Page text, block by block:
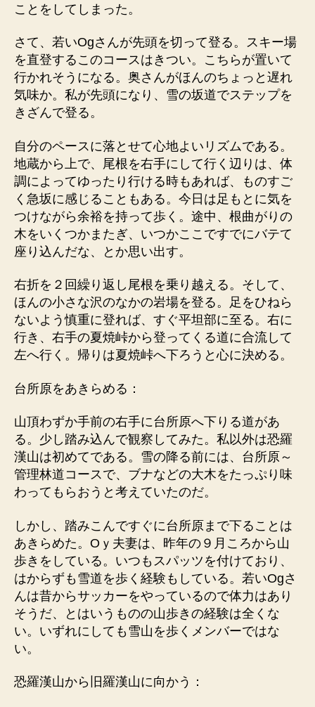
ことをしてしまった。
さて、若いOgさんが先頭を切って登る。スキー場
を直登するこのコースはきつい。こちらが置いて
行かれそうになる。奥さんがほんのちょっと遅れ
気味か。私が先頭になり、雪の坂道でステップを
きざんで登る。
自分のペースに落とせて心地よいリズムである。
地蔵から上で、尾根を右手にして行く辺りは、体
調によってゆったり行ける時もあれば、ものすご
く急坂に感じることもある。今日は足もとに気を
つけながら余裕を持って歩く。途中、根曲がりの
木をいくつかまたぎ、いつかここですでにバテて
座り込んだな、とか思い出す。
右折を２回繰り返し尾根を乗り越える。そして、
ほんの小さな沢のなかの岩場を登る。足をひねら
ないよう慎重に登れば、すぐ平坦部に至る。右に
行き、右手の夏焼峠から登ってくる道に合流して
左へ行く。帰りは夏焼峠へ下ろうと心に決める。
台所原をあきらめる：
山頂わずか手前の右手に台所原へ下りる道があ
る。少し踏み込んで観察してみた。私以外は恐羅
漢山は初めてである。雪の降る前には、台所原～
管理林道コースで、ブナなどの大木をたっぷり味
わってもらおうと考えていたのだ。
しかし、踏みこんですぐに台所原まで下ることは
あきらめた。Oｙ夫妻は、昨年の９月ころから山
歩きをしている。いつもスパッツを付けており、
はからずも雪道を歩く経験もしている。若いOgさ
んは昔からサッカーをやっているので体力はあり
そうだ、とはいうものの山歩きの経験は全くな
い。いずれにしても雪山を歩くメンバーではな
い。
恐羅漢山から旧羅漢山に向かう：